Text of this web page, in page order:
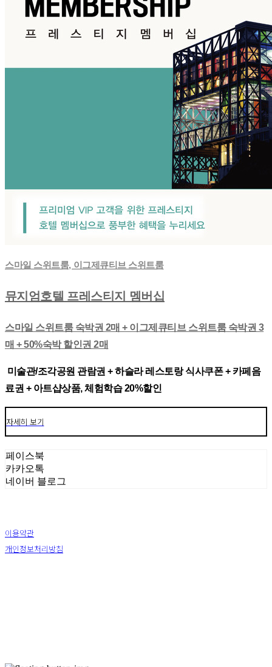
스마일 스위트룸, 이그제큐티브 스위트룸
뮤지엄호텔 프레스티지 멤버십
스마일 스위트룸 숙박권 2매 + 이그제큐티브 스위트룸 숙박권 3
매 + 50%숙박 할인권 2매
미술관/조각공원 관람권 + 하슬라 레스토랑 식사쿠폰 + 카페음
료권 + 아트샵상품, 체험학습 20%할인
자세히 보기
페이스북
카카오톡
네이버 블로그
이용약관
개인정보처리방침